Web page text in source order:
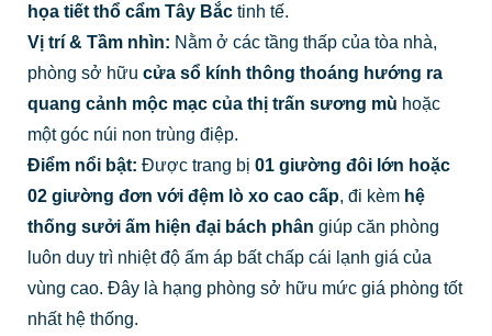
họa tiết thổ cẩm Tây Bắctinh tế.
Vị trí & Tầm nhìn: Nằm ở các tầng thấp của tòa nhà,
phòng sở hữu cửa sổ kính thông thoáng hướng ra
quang cảnh mộc mạc của thị trấn sương mù hoặc
một góc núi non trùng điệp.
Điểm nổi bật: Được trang bị 01 giường đôi lớn hoặc
02 giường đơn với đệm lò xo cao cấp, đi kèm hệ
thống sưởi ấm hiện đại bách phân giúp căn phòng
luôn duy trì nhiệt độ ấm áp bất chấp cái lạnh giá của
vùng cao. Đây là hạng phòng sở hữu mức giá phòng tốt
nhất hệ thống.